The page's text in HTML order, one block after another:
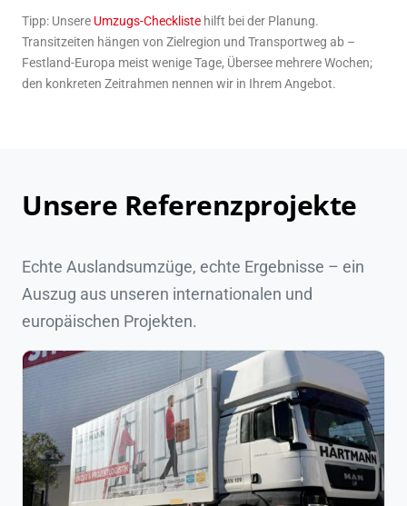
Tipp: Unsere Umzugs-Checkliste hilft bei der Planung.
Transitzeiten hängen von Zielregion und Transportweg ab –
Festland-Europa meist wenige Tage, Übersee mehrere Wochen;
den konkreten Zeitrahmen nennen wir in Ihrem Angebot.
Unsere Referenzprojekte
Echte Auslandsumzüge, echte Ergebnisse – ein
Auszug aus unseren internationalen und
europäischen Projekten.